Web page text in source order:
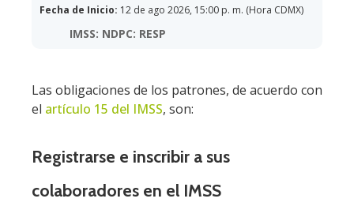
Fecha de Inicio: 12 de ago 2026, 15:00 p. m. (Hora CDMX)
IMSS: NDPC: RESP
Ver detalles
FISCAL Y APORTACIONES DE SEGURIDAD
Fecha de Inicio:19 de ago 2026, 09:00 a. m. (Hora CDMX)
Las obligaciones de los patrones, de acuerdo con
el artículo 15 del IMSS, son:
Registrarse e inscribir a sus
colaboradores en el IMSS